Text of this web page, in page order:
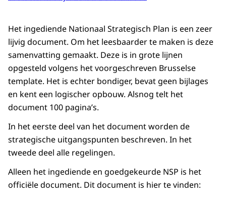
Het ingediende Nationaal Strategisch Plan is een zeer
lijvig document. Om het leesbaarder te maken is deze
samenvatting gemaakt. Deze is in grote lijnen
opgesteld volgens het voorgeschreven Brusselse
template. Het is echter bondiger, bevat geen bijlages
en kent een logischer opbouw. Alsnog telt het
document 100 pagina’s.
In het eerste deel van het document worden de
strategische uitgangspunten beschreven. In het
tweede deel alle regelingen.
Alleen het ingediende en goedgekeurde NSP is het
officiële document. Dit document is hier te vinden: